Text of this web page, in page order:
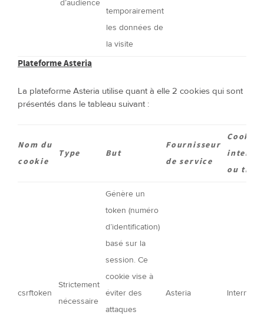
d’audience
temporairement
les données de
la visite
Plateforme Asteria
La plateforme Asteria utilise quant à elle 2 cookies qui sont
présentés dans le tableau suivant :
Nom du
cookie
Type But
Fournisseur
de service
Cookies
ou tiers
csrftoken
Strictement
nécessaire
Génère un
token (numéro
d’identification)
basé sur la
session. Ce
cookie vise à
éviter des
attaques
Asteria Interne